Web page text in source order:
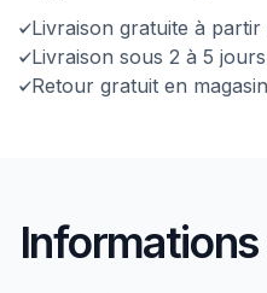
Livraison gratuite à
Livraison sous 2 à 5
Retour gratuit en magasin